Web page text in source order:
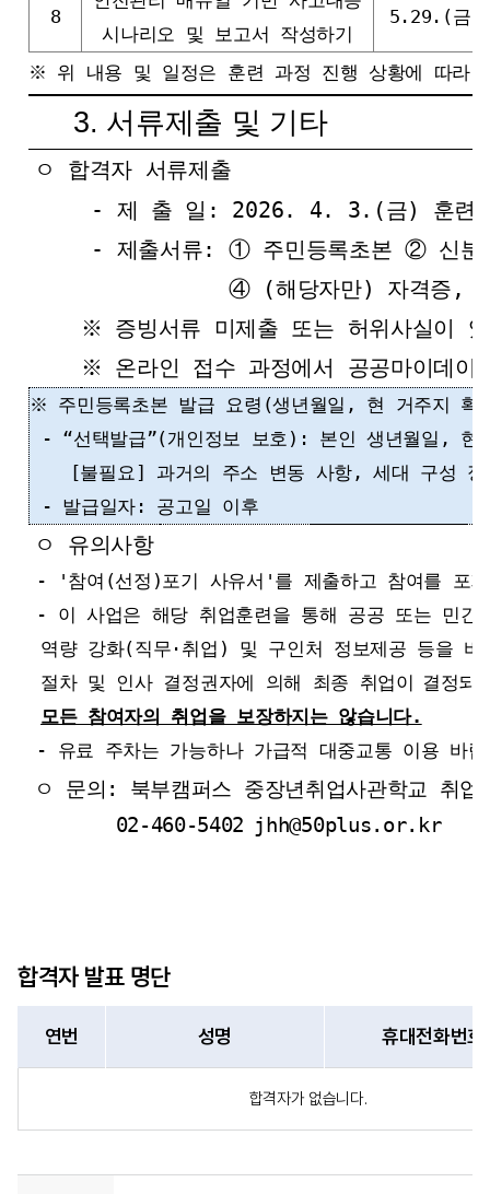
8
시나리오 및 보고서 작성하기
5.29.(금)
※ 위 내용 및 일정은 훈련 과정 진행 상황에 따라
3. 서류제출 및 기타
ㅇ 합격자 서류제출
- 제 출 일: 2026. 4. 3.(금) 훈련
- 제출서류: ① 주민등록초본 ② 신
④ (해당자만) 자격증,
※ 증빙서류 미제출 또는 허위사실이
※ 온라인 접수 과정에서 공공마이데
※ 주민등록초본 발급 요령(생년월일, 현 거주지 확
- “선택발급”(개인정보 보호): 본인 생년월일, 현
[불필요] 과거의 주소 변동 사항, 세대 구성
- 발급일자: 공고일 이후
ㅇ 유의사항
- '참여(선정)포기 사유서'를 제출하고 참여를 포
- 이 사업은 해당 취업훈련을 통해 공공 또는 민간
역량 강화(직무·취업) 및 구인처 정보제공 등을
절차 및 인사 결정권자에 의해 최종 취업이 결정되
모든 참여자의 취업을 보장하지는 않습니다.
- 유료 주차는 가능하나 가급적 대중교통 이용 바
ㅇ 문의: 북부캠퍼스 중장년취업사관학교 취업
02-460-5402 jhh@50plus.or.kr
합격자 발표 명단
연번 성명 휴대전화번호
합격자가 없습니다.